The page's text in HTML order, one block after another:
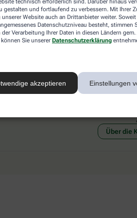
technisch erforderlich sind. Darüber hinaus
gestalten und fortlaufend zu verbessern. Mit Ihrer
Website auch an Drittanbieter weiter. Soweit
Datenschutzniveau besteht, stimmen
Verarbeitung Ihrer Daten in diesen Ländern
Sie unserer Datenschutzerklärung
akzeptieren Einstellungen
Abholung in der Apotheke
Botendienstlieferung
Über die